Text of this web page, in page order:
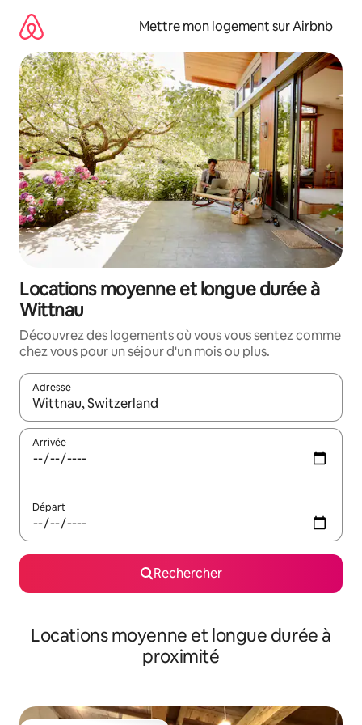
directement
contenu
Mettre mon logement sur Airbnb
Locations moyenne et longue durée à
Wittnau
Découvrez des logements où vous vous sentez comme
chez vous pour un séjour d'un mois ou plus.
Adresse
Lorsque les résultats s'affichent, utilisez les flèches vers le
Arrivée
Départ
Rechercher
Locations moyenne et longue durée à
proximité